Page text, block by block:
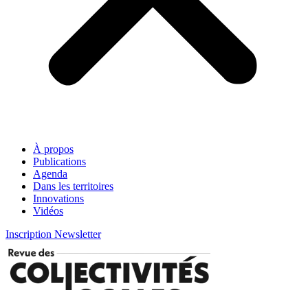
À propos
Publications
Agenda
Dans les territoires
Innovations
Vidéos
Inscription Newsletter